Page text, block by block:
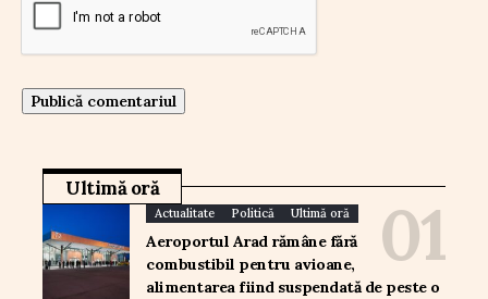
Ultimă oră
Actualitate Politică Ultimă oră
Aeroportul Arad rămâne fără
combustibil pentru avioane,
alimentarea fiind suspendată de peste o